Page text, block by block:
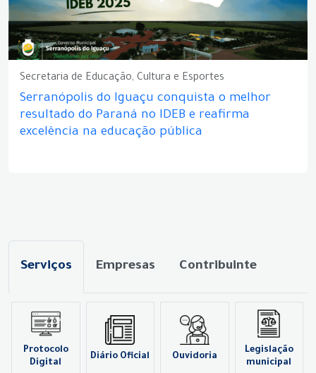
Secretaria de Educação, Cultura e Esportes
Serranópolis do Iguaçu conquista o melhor
resultado do Paraná no IDEB e reafirma
excelência na educação pública
Serviços Empresas Contribuinte
Protocolo
Digital
Diário Oficial Ouvidoria
Legislação
municipal